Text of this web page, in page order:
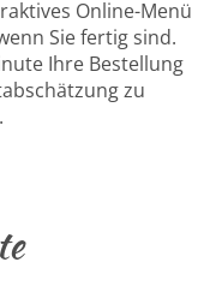
Online-Menü
Sie fertig sind.
Ihre Bestellung
zu